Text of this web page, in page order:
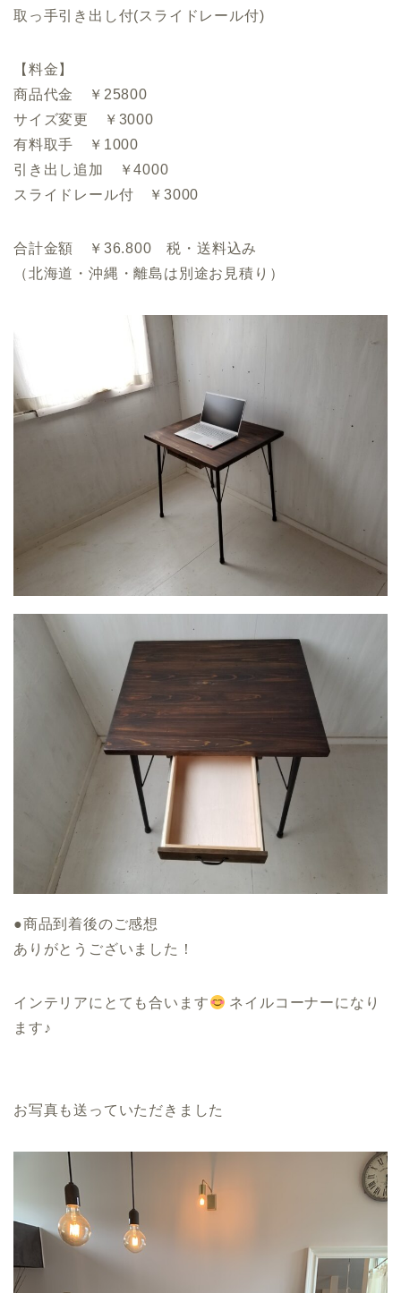
取っ手引き出し付(スライドレール付)
【料金】
商品代金 ￥25800
サイズ変更 ￥3000
有料取手 ￥1000
引き出し追加 ￥4000
スライドレール付 ￥3000
合計金額 ￥36.800 税・送料込み
（北海道・沖縄・離島は別途お見積り）
●商品到着後のご感想
ありがとうございました！
インテリアにとても合います
ネイルコーナーになり
ます♪
お写真も送っていただきました